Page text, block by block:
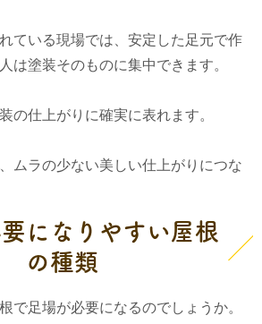
ている現場では、安定した足元で作
は塗装そのものに集中できます。
の仕上がりに確実に表れます。
ムラの少ない美しい仕上がりにつな
になりやすい屋根
の種類
で足場が必要になるのでしょうか。